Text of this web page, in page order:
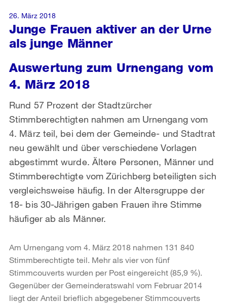
Junge Frauen aktiver an der Urne
als junge Männer
Auswertung zum Urnengang vom
4. März 2018
Rund 57 Prozent der Stadtzürcher
Stimmberechtigten nahmen am Urnengang vom
4. März teil, bei dem der Gemeinde- und Stadtrat
neu gewählt und über verschiedene Vorlagen
abgestimmt wurde. Ältere Personen, Männer und
Stimmberechtigte vom Zürichberg beteiligten sich
vergleichsweise häufig. In der Altersgruppe der
18- bis 30-Jährigen gaben Frauen ihre Stimme
häufiger ab als Männer.
26. März 2018
Am Urnengang vom 4. März 2018 nahmen 131 840
Stimmberechtigte teil. Mehr als vier von fünf
Stimmcouverts wurden per Post eingereicht (85,9 %).
Gegenüber der Gemeinderatswahl vom Februar 2014
liegt der Anteil brieflich abgegebener Stimmcouverts